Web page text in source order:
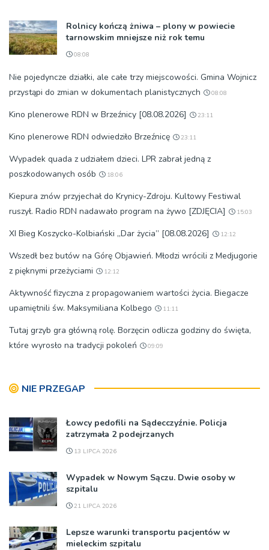
Rolnicy kończą żniwa – plony w powiecie
tarnowskim mniejsze niż rok temu
08:08
Nie pojedyncze działki, ale całe trzy miejscowości. Gmina Wojnicz
przystąpi do zmian w dokumentach planistycznych
08:08
Kino plenerowe RDN w Brzeźnicy [08.08.2026] 23:11
Kino plenerowe RDN odwiedziło Brzeźnicę 23:11
Wypadek quada z udziałem dzieci. LPR zabrał jedną z
poszkodowanych osób
18:06
Kiepura znów przyjechał do Krynicy-Zdroju. Kultowy Festiwal
ruszył. Radio RDN nadawało program na żywo [ZDJĘCIA]
15:03
XI Bieg Koszycko-Kolbiański „Dar życia” [08.08.2026] 12:12
Wszedł bez butów na Górę Objawień. Młodzi wrócili z Medjugorie
z pięknymi przeżyciami
12:12
Aktywność fizyczna z propagowaniem wartości życia. Biegacze
upamiętnili św. Maksymiliana Kolbego
11:11
Tutaj grzyb gra główną rolę. Borzęcin odlicza godziny do święta,
które wyrosło na tradycji pokoleń
09:09
NIE PRZEGAP
Łowcy pedofili na Sądecczyźnie. Policja
zatrzymała 2 podejrzanych
13 LIPCA 2026
Wypadek w Nowym Sączu. Dwie osoby w
szpitalu
21 LIPCA 2026
Lepsze warunki transportu pacjentów w
mieleckim szpitalu